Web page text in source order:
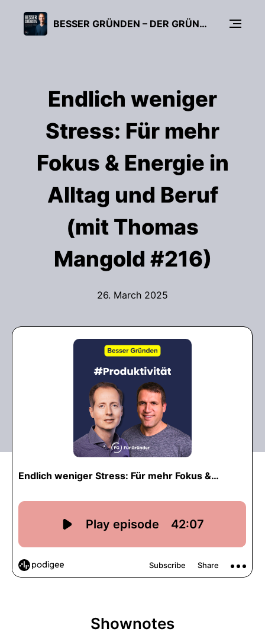
BESSER GRÜNDEN – DER GRÜNDUNGS-PODCAST (FÜR UNTERNEHMER, FREIBERUFLER & START-UPS)
Endlich weniger
Stress: Für mehr
Fokus & Energie in
Alltag und Beruf
(mit Thomas
Mangold #216)
26. March 2025
Shownotes